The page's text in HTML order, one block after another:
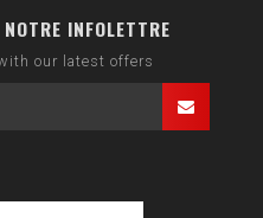
INFOLETTRE
our latest offers